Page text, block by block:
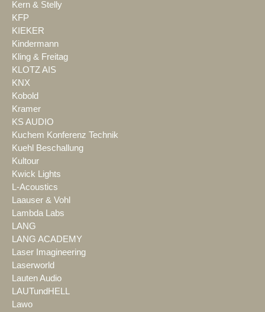
Kern & Stelly
KFP
KIEKER
Kindermann
Kling & Freitag
KLOTZ AIS
KNX
Kobold
Kramer
KS AUDIO
Kuchem Konferenz Technik
Kuehl Beschallung
Kultour
Kwick Lights
L-Acoustics
Laauser & Vohl
Lambda Labs
LANG
LANG ACADEMY
Laser Imagineering
Laserworld
Lauten Audio
LAUTundHELL
Lawo